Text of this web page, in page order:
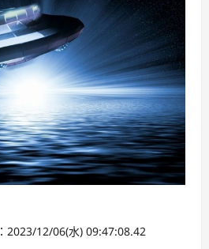
：2023/12/06(水) 09:47:08.42